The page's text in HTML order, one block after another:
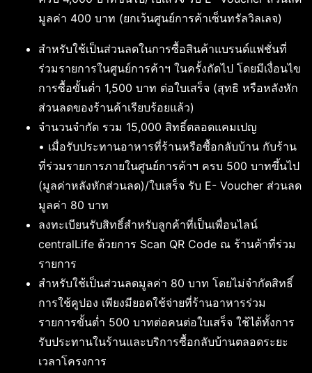
มูลค่า 400 บาท (ยกเว้นศูนย์การค้าเซ็นทรัลวิลเลจ)
สำหรับใช้เป็นส่วนลดในการซื้อสินค้าแบรนด์แฟชั่นที่
ร่วมรายการในศูนย์การค้าฯ ในครั้งถัดไป โดยมีเงื่อนไข
การซื้อขั้นต่ำ 1,500 บาท ต่อใบเสร็จ (สุทธิ หรือหลังหัก
ส่วนลดของร้านค้าเรียบร้อยแล้ว)
จำนวนจำกัด รวม 15,000 สิทธิ์ตลอดแคมเปญ
• เมื่อรับประทานอาหารที่ร้านหรือซื้อกลับบ้าน กับร้าน
ที่ร่วมรายการภายในศูนย์การค้าฯ ครบ 500 บาทขึ้นไป
(มูลค่าหลังหักส่วนลด)/ใบเสร็จ รับ E- Voucher ส่วนลด
มูลค่า 80 บาท
ลงทะเบียนรับสิทธิ์สำหรับลูกค้าที่เป็นเพื่อนไลน์
centralLife ด้วยการ Scan QR Code ณ ร้านค้าที่ร่วม
รายการ
สำหรับใช้เป็นส่วนลดมูลค่า 80 บาท โดยไม่จำกัดสิทธิ์
การใช้คูปอง เพียงมียอดใช้จ่ายที่ร้านอาหารร่วม
รายการขั้นต่ำ 500 บาทต่อคนต่อใบเสร็จ ใช้ได้ทั้งการ
รับประทานในร้านและบริการซื้อกลับบ้านตลอดระยะ
เวลาโครงการ